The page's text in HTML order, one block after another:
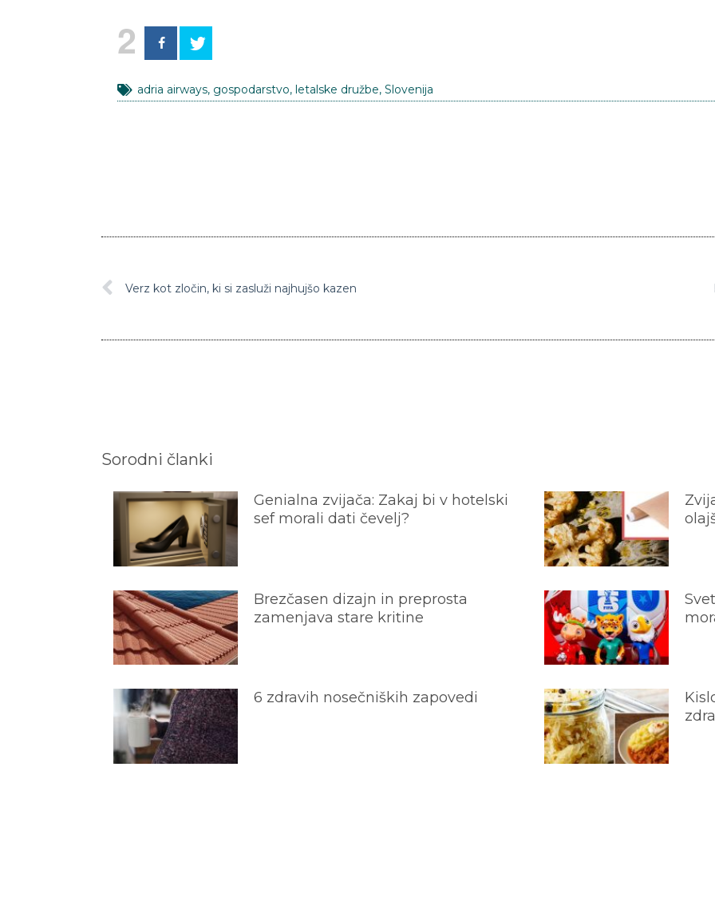
2
adria airways, gospodarstvo, letalske družbe, Slovenija
Verz kot zločin, ki si zasluži najhujšo kazen
Sorodni članki
Genialna zvijača: Zakaj bi v hotelski
sef morali dati čevelj?
Brezčasen dizajn in preprosta
zamenjava stare kritine
6 zdravih nosečniških zapovedi